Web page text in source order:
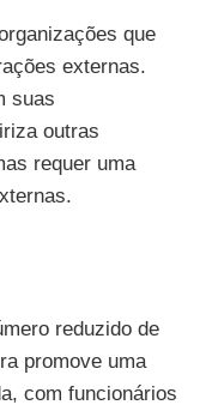
que
externas.
suas
outras
requer uma
reduzido de
promove uma
com funcionários